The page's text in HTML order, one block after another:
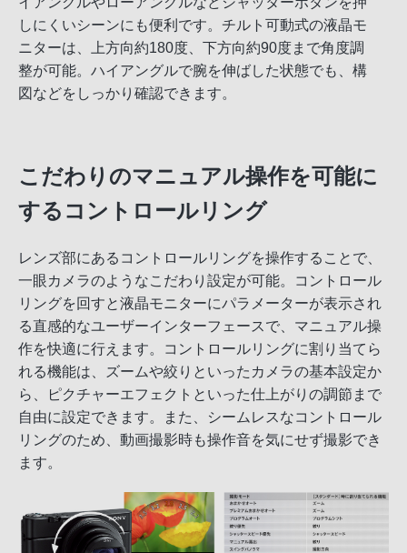
しにくいシーンにも便利です。チルト可動式の液晶モ
ニターは、上方向約180度、下方向約90度まで角度調
整が可能。ハイアングルで腕を伸ばした状態でも、構
図などをしっかり確認できます。
こだわりのマニュアル操作を可能に
するコントロールリング
レンズ部にあるコントロールリングを操作することで、
一眼カメラのようなこだわり設定が可能。コントロール
リングを回すと液晶モニターにパラメーターが表示され
る直感的なユーザーインターフェースで、マニュアル操
作を快適に行えます。コントロールリングに割り当てら
れる機能は、ズームや絞りといったカメラの基本設定か
ら、ピクチャーエフェクトといった仕上がりの調節まで
自由に設定できます。また、シームレスなコントロール
リングのため、動画撮影時も操作音を気にせず撮影でき
ます。